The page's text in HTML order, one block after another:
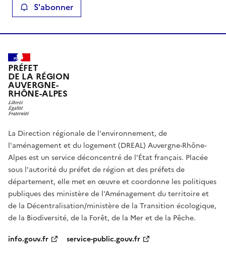
S'abonner
PRÉFET
DE LA RÉGION
AUVERGNE-
RHÔNE-ALPES
La Direction régionale de l'environnement, de
l'aménagement et du logement (DREAL) Auvergne-Rhône-
Alpes est un service déconcentré de l'État français. Placée
sous l'autorité du préfet de région et des préfets de
département, elle met en œuvre et coordonne les politiques
publiques des ministère de l'Aménagement du territoire et
de la Décentralisation/ministère de la Transition écologique,
de la Biodiversité, de la Forêt, de la Mer et de la Pêche.
info.gouv.fr
service-public.gouv.fr